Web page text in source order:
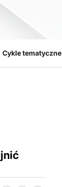
Cykle tematyczne